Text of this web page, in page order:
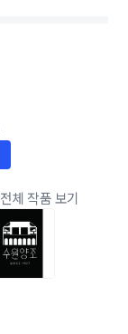
전체 작품 보기